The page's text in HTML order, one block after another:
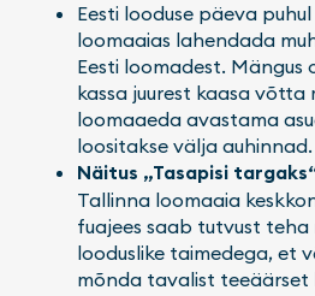
Eesti looduse päeva
loomaaias lahendada
Eesti loomadest. Mängus
kassa juurest kaasa
loomaaeda avastama
loositakse välja auhinnad.
Näitus „Tasapisi
Tallinna loomaaia
fuajees saab tutvust
looduslike taimedega, et
mõnda tavalist teeäärset